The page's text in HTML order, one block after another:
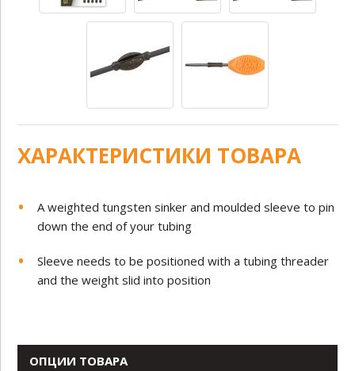
ХАРАКТЕРИСТИКИ ТОВАРА
A weighted tungsten sinker and moulded sleeve to pin
down the end of your tubing
Sleeve needs to be positioned with a tubing threader
and the weight slid into position
ОПЦИИ ТОВАРА